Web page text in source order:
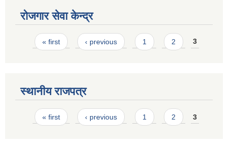
रोजगार सेवा केन्द्र
Pages
« first ‹ previous 1 2 3
स्थानीय राजपत्र
Pages
« first ‹ previous 1 2 3